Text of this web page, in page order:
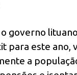
governo
para este ano,
a